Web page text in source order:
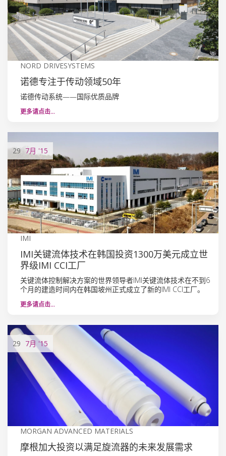
NORD DRIVESYSTEMS
诺德专注于传动领域50年
诺德传动系统——国际优质品牌
更多请点击…
29 7月 '15
IMI
IMI关键流体技术在韩国投资1300万美元成立世
界级IMI CCI工厂
关键流体控制解决方案的世界领导者IMI关键流体技术在不到6
个月的建造时间内在韩国坡州正式成立了新的IMI CCI工厂。
更多请点击…
29 7月 '15
MORGAN ADVANCED MATERIALS
摩根加大投资以满足旋流器的未来发展需求